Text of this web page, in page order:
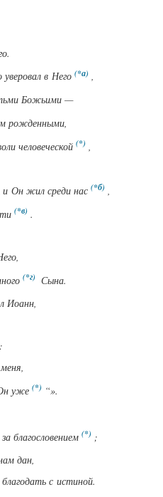
в Него
,
Божьими —
рожденными
человеческой
и Он жил среди нас
,
.
Сына.
Иоанн,
уже
“».
благословением
;
дан,
с истиной.